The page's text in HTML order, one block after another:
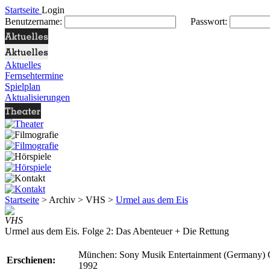
Startseite Login
Benutzername:
Passwort:
Aktuelles
Fernsehtermine
Spielplan
Aktualisierungen
Startseite > Archiv > VHS > Urmel aus dem Eis
VHS
Urmel aus dem Eis. Folge 2: Das Abenteuer + Die Rettung
Erschienen:
München: Sony Musik Entertainment (Germany)
1992